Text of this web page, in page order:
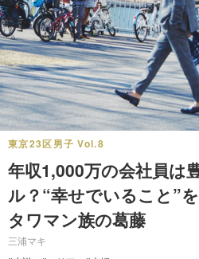
東京23区男子 Vol.8
年収1,000万の会社員は
ル？“幸せでいること”
タワマン族の葛藤
三浦マキ